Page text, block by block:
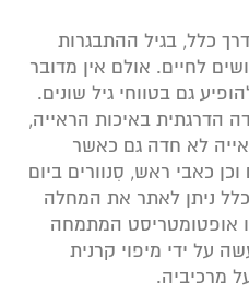
כלל, בגיל ההתבגרות
לחיים. אולם אין מדובר
גם בטווחי גיל שונים.
הדרגתית באיכות הראייה,
לא חדה גם כאשר
כאבי ראש, סִנוורים ביום
ניתן לאתר את המחלה
אופטומטריסט המתמחה
על ידי מיפוי קרנית
מרכיביה.